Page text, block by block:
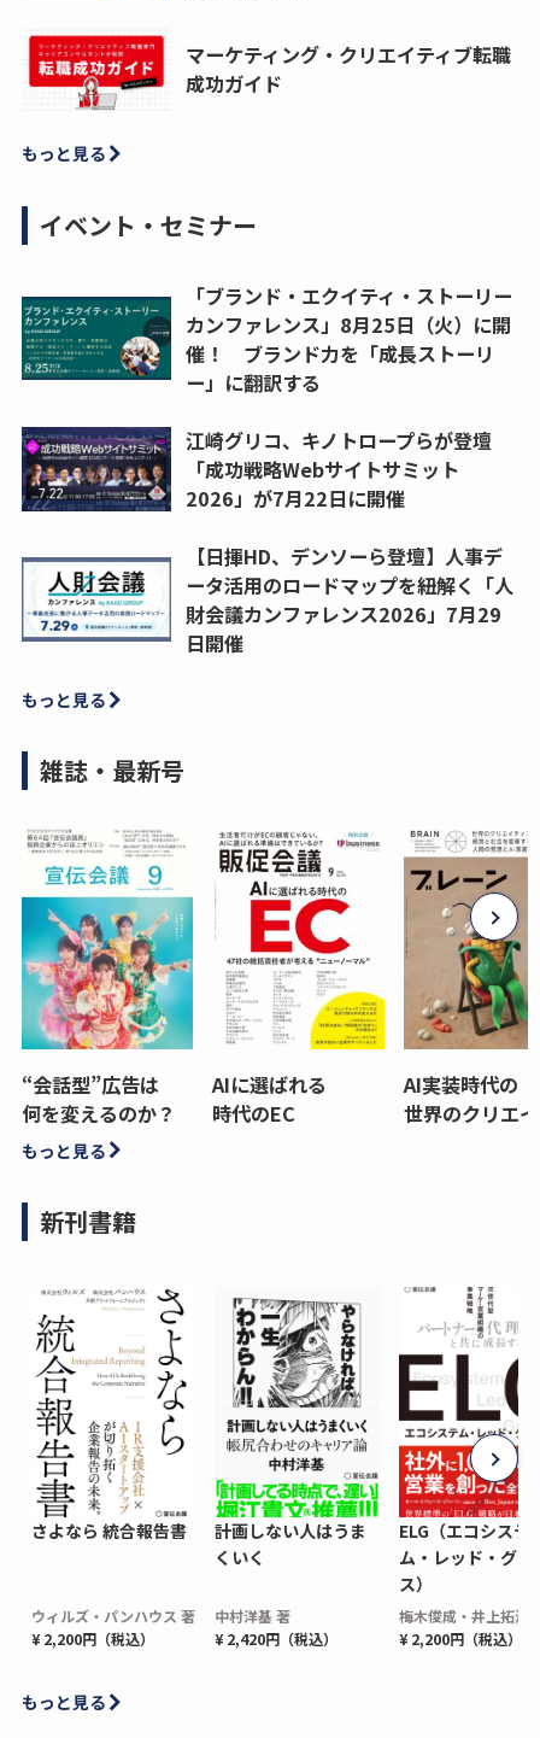
マーケティング・クリエイティブ転職
成功ガイド
もっと見る
イベント・セミナー
「ブランド・エクイティ・ストーリー
カンファレンス」8月25日（火）に開
催！ ブランド力を「成長ストーリ
ー」に翻訳する
江崎グリコ、キノトロープらが登壇
「成功戦略Webサイトサミット
2026」が7月22日に開催
【日揮HD、デンソーら登壇】人事デ
ータ活用のロードマップを紐解く「人
財会議カンファレンス2026」7月29
日開催
もっと見る
雑誌・最新号
“会話型”広告は
何を変えるのか？
AIに選ばれる
時代のEC
AI実装時代の
世界のクリエ
もっと見る
新刊書籍
さよなら 統合報告書
ウィルズ・パンハウス 著
¥ 2,200円（税込）
計画しない人はうま
くいく
中村洋基 著
¥ 2,420円（税込）
ELG（エコシステ
ム・レッド・グロ
ス）
梅木俊成・井上拓海
¥ 2,200円（税込）
もっと見る